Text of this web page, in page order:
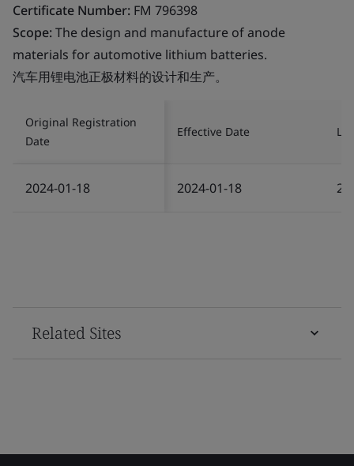
Certificate Number: FM 796398
Scope:The design and manufacture of anode
materials for automotive lithium batteries.
汽车用锂电池正极材料的设计和生产。
Original Registration
Date
Effective Date
2024-01-18 2024-01-18
Related Sites